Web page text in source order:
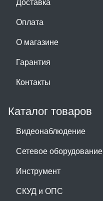
Оплата
О магазине
Гарантия
Контакты
Каталог товаров
Видеонаблюдение
Сетевое оборудование
Инструмент
СКУД и ОПС